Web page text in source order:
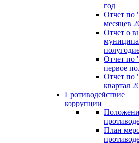
год
Отчет по
месяцев
Отчет о
Отчет по
первое
Отчет по
квартал
Противодействие
коррупции
План